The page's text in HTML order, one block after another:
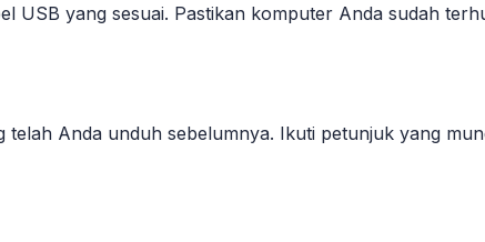
USB yang sesuai. Pastikan komputer Anda sudah
Anda unduh sebelumnya. Ikuti petunjuk yang